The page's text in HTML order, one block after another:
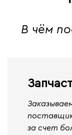
В чём
за счет